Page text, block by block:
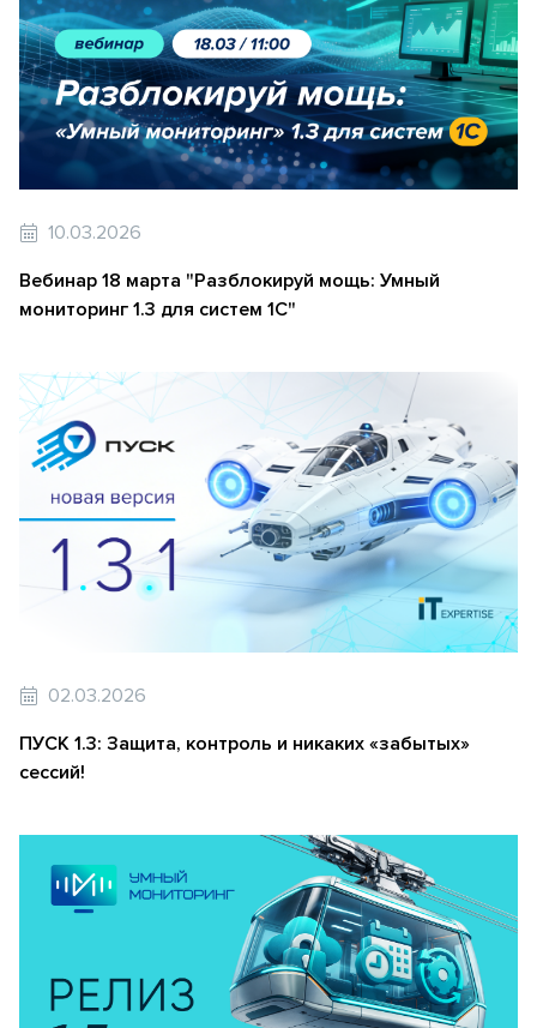
10.03.2026
Вебинар 18 марта "Разблокируй мощь: Умный
мониторинг 1.3 для систем 1С"
02.03.2026
ПУСК 1.3: Защита, контроль и никаких «забытых»
сессий!